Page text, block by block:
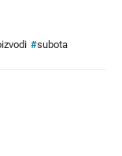
#subota